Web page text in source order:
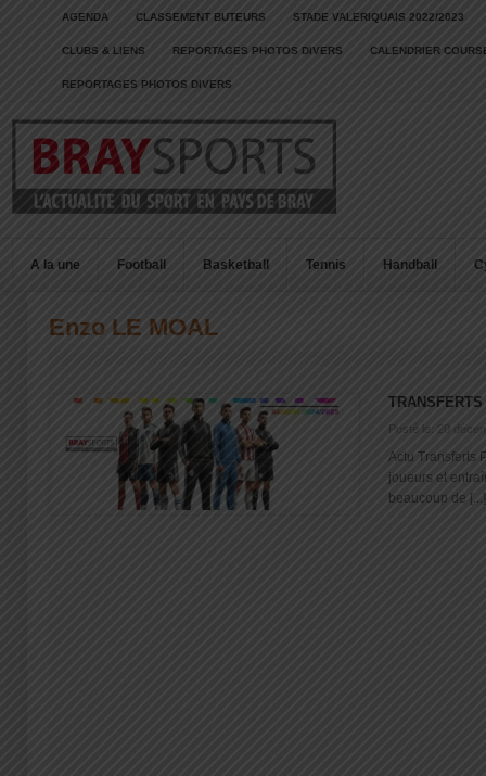
AGENDA CLASSEMENT BUTEURS STADE VALERIQUAIS 2022/2023
CLUBS & LIENS REPORTAGES PHOTOS DIVERS CALENDRIER
REPORTAGES PHOTOS DIVERS
A la une Football Basketball Tennis Handball
Enzo LE MOAL
TRANSFERTS
Posté le: 20
Actu Transferts
joueurs et
beaucoup de [...]